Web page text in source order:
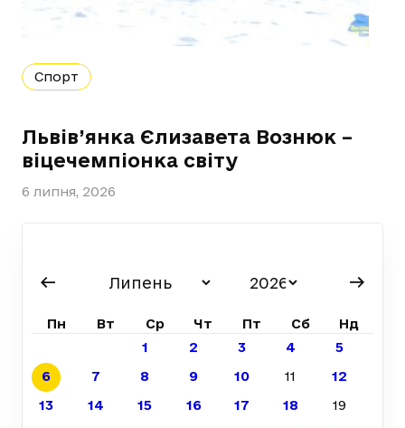
Спорт
Львів’янка Єлизавета Вознюк –
віцечемпіонка світу
6 липня, 2026
Пн Вт Ср Чт Пт Сб
Нд
1
2 3 4
5
6
7 8 9 10 11
12
13
14 15 16 17 18
19